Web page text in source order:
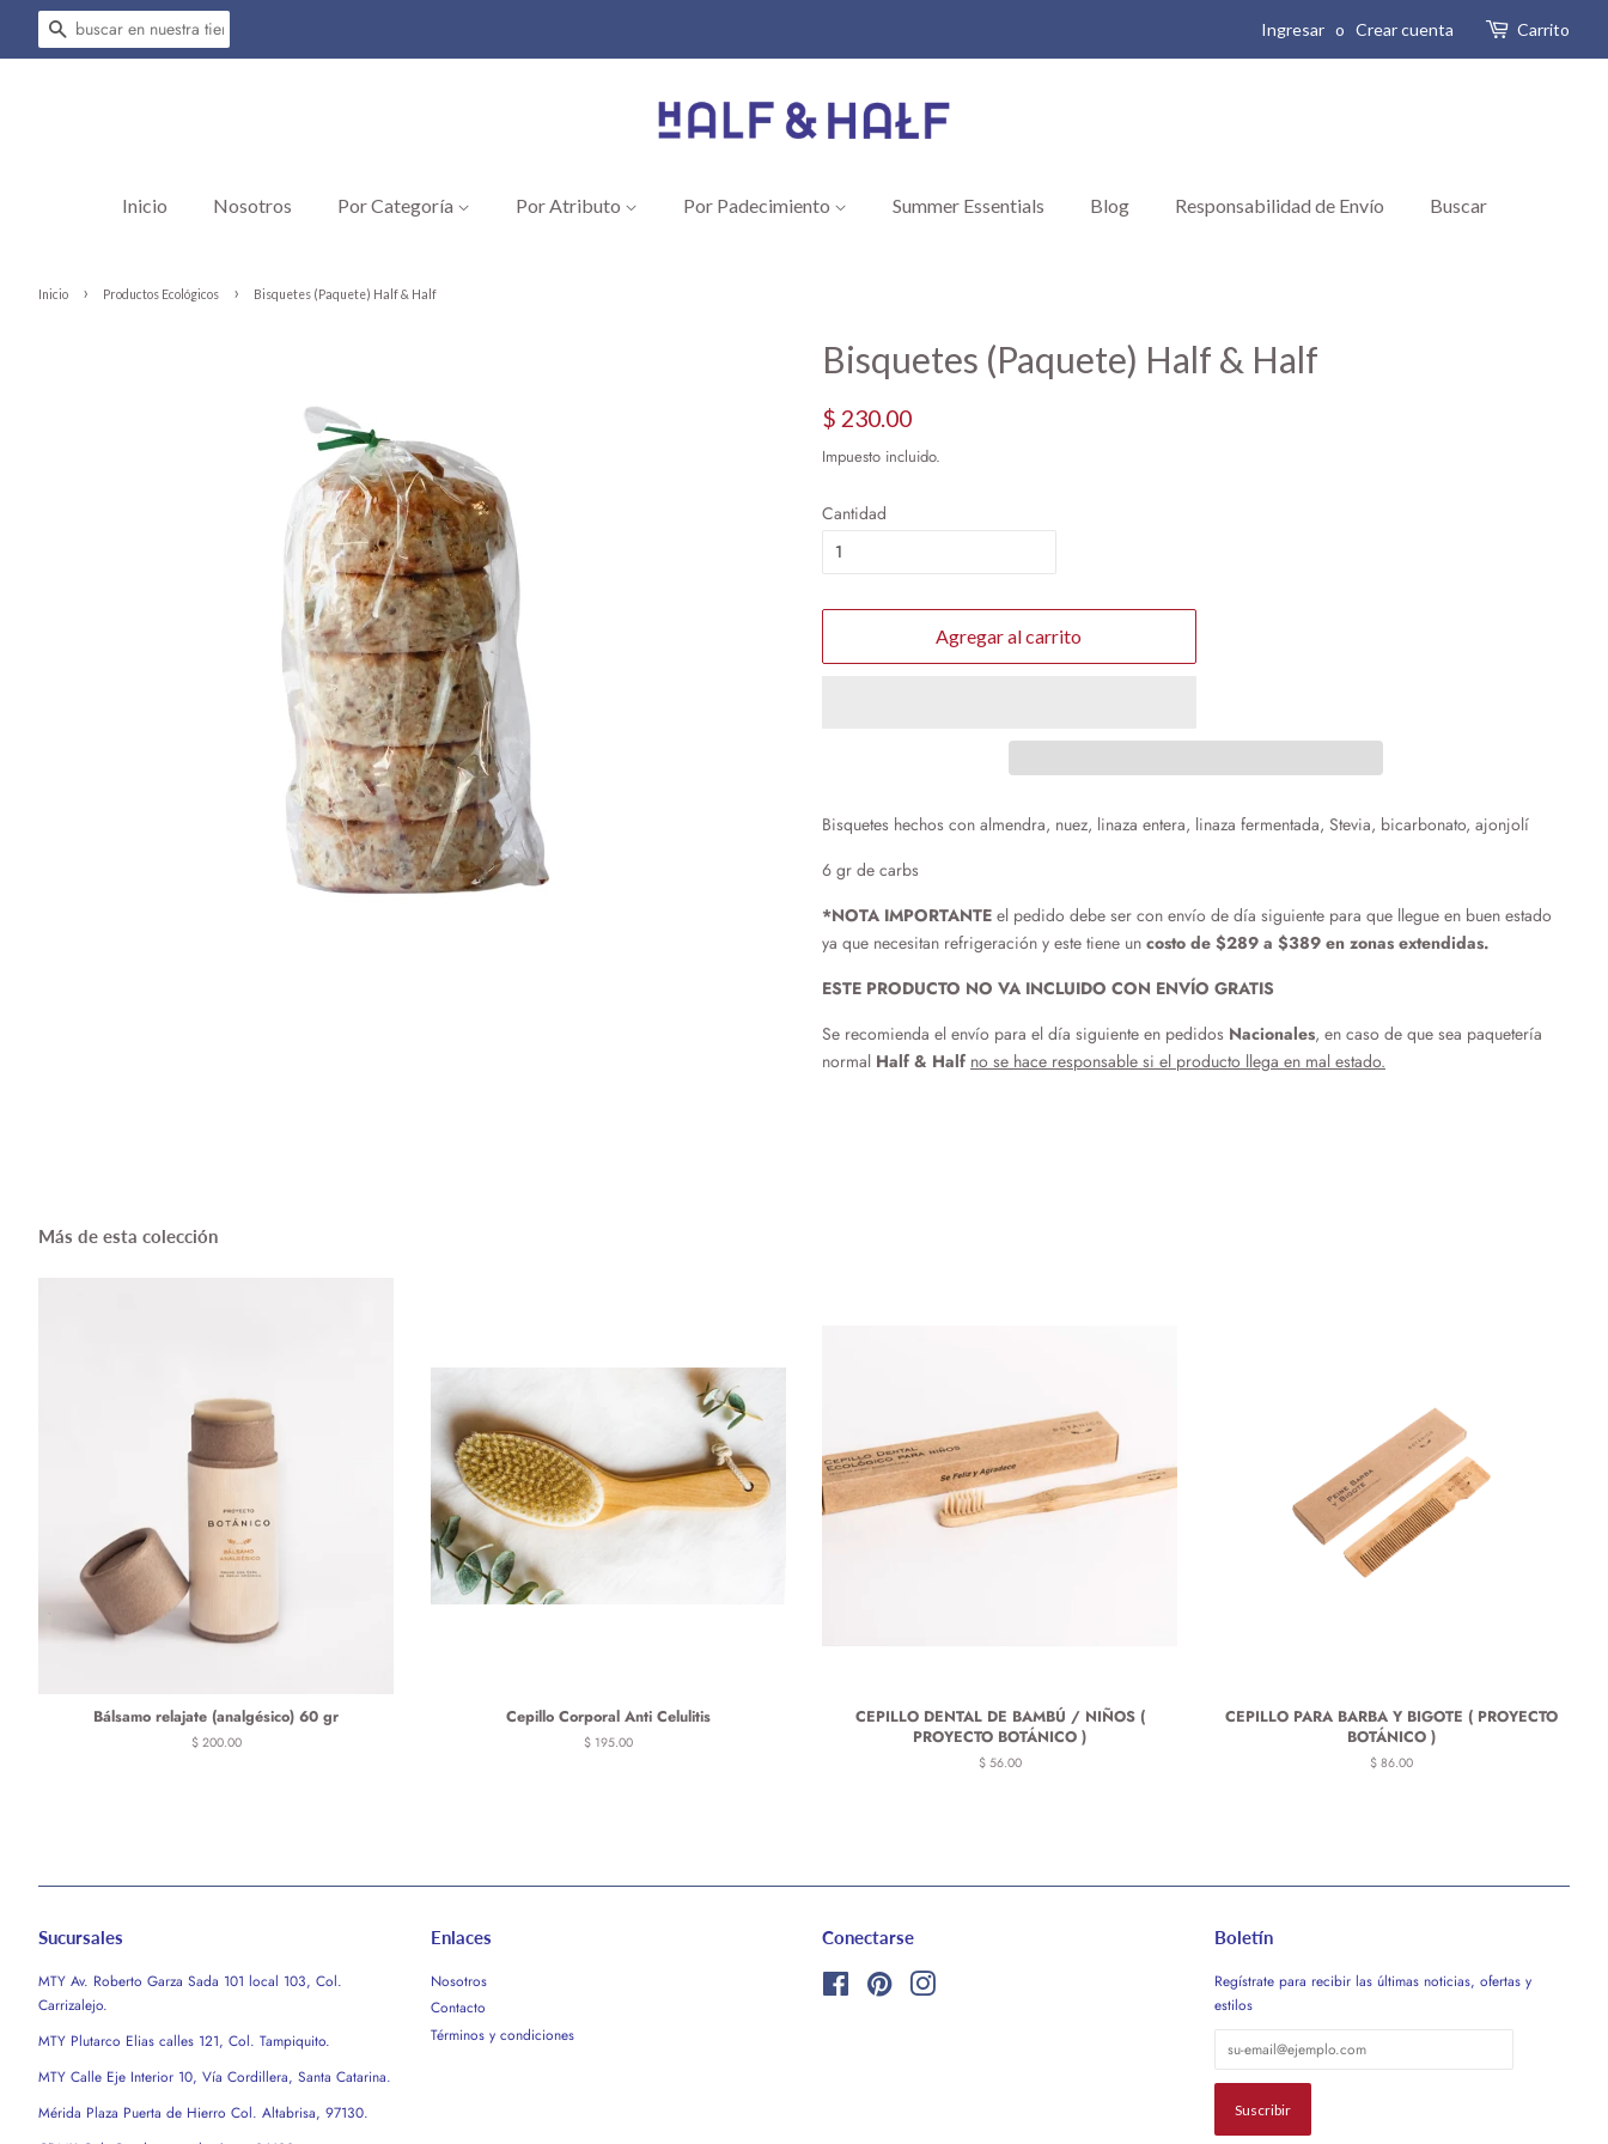
Buscar Ingresar o Crear cuenta Carrito
Inicio Nosotros Por Categoría Por Atributo Por Padecimiento Summer Essentials Blog Responsabilidad de Envío Buscar
Inicio › Productos Ecológicos › Bisquetes (Paquete) Half & Half
Bisquetes (Paquete) Half & Half
Precio
$ 230.00
oferta
Impuesto incluido.
Cantidad
Agregar al carrito
Bisquetes hechos con almendra, nuez, linaza entera, linaza fermentada, Stevia, bicarbonato, ajonjolí
6 gr de carbs
*NOTA IMPORTANTE el pedido debe ser con envío de día siguiente para que llegue en buen estado
ya que necesitan refrigeración y este tiene un costo de $289 a $389 en zonas extendidas.
ESTE PRODUCTO NO VA INCLUIDO CON ENVÍO GRATIS
Se recomienda el envío para el día siguiente en pedidos Nacionales, en caso de que sea paquetería
normal Half & Half no se hace responsable si el producto llega en mal estado.
Más de esta colección
Bálsamo relajate (analgésico) 60 gr
Precio
$ 200.00
Cepillo Corporal Anti Celulitis
Precio
$ 195.00
CEPILLO DENTAL DE BAMBÚ / NIÑOS (
PROYECTO BOTÁNICO )
Precio
$ 56.00
CEPILLO PARA BARBA Y BIGOTE ( PROYECTO
BOTÁNICO )
Precio
$ 86.00
Sucursales
MTY Av. Roberto Garza Sada 101 local 103, Col.
Carrizalejo.
MTY Plutarco Elias calles 121, Col. Tampiquito.
MTY Calle Eje Interior 10, Vía Cordillera, Santa Catarina.
Mérida Plaza Puerta de Hierro Col. Altabrisa, 97130.
Enlaces
Nosotros
Contacto
Términos y condiciones
Conectarse
FacebookPinterest
Boletín
Regístrate para recibir las últimas noticias, ofertas y
estilos